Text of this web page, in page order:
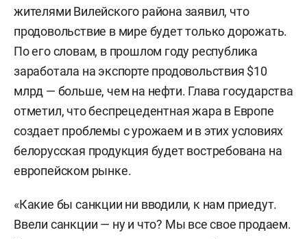
жителями Вилейского района заявил, что
продовольствие в мире будет только дорожать.
По его словам, в прошлом году республика
заработала на экспорте продовольствия $10
млрд — больше, чем на нефти. Глава государства
отметил, что беспрецедентная жара в Европе
создает проблемы с урожаем и в этих условиях
белорусская продукция будет востребована на
европейском рынке.
«Какие бы санкции ни вводили, к нам приедут.
Ввели санкции — ну и что? Мы все свое продаем.